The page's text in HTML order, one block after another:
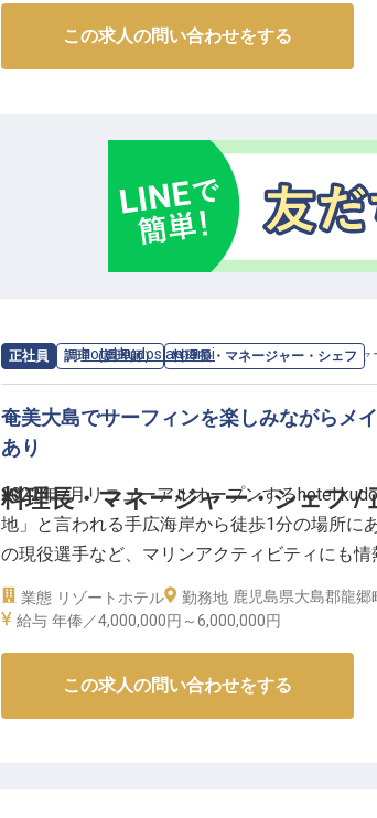
【この企業・施設について】
鹿児島県指宿市の、見晴らしの良い高台に立
隠れ家的リゾートです。標高330メートルか
は星が降るように美しく見える景観が特徴で
水プールや砂むし風呂、そして豊富なスパ施
この求人の問い合わせをする
正社員 調理（調理師） 料理長・マネージャー・シェフ
料理長・マネージャー・シェフ /
求人情報：hotel kudos amami の料理長・マネージャ
奄美大島でサーフィンを楽しみながらメ
あり
2022年7月リニューアルオープンするhotel
地」と言われる手広海岸から徒歩1分の場所に
の現役選手など、マリンアクティビティにも
に乗り、シャワーを浴びてから仕事をするこ
に対して情熱をお持ちの方、ぜひ一緒に盛り上
業態 リゾートホテル 勤務地 鹿児島県大島郡龍
給与 年俸／4,000,000円～6,000,000円
この求人の問い合わせをする